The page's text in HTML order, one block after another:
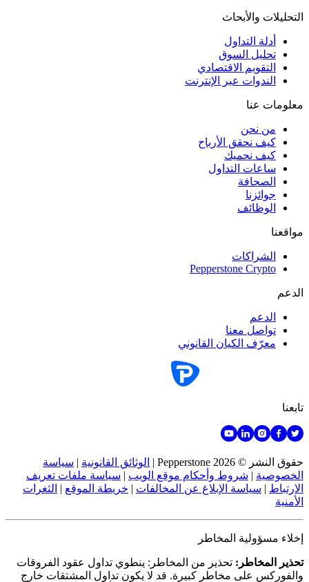
التحليلات والأبحاث
أدلة التداول
تحليل السوق
التقويم الاقتصادي
الندوات عبر الإنترنت
معلومات عنا
من نحن
كيف نحقق الأرباح
كيف نحميك
ساعات التداول
الصحافة
جوائزنا
الوظائف
مواقعنا
الشراكات
Pepperstone Crypto
الدعم
الدعم
تواصل معنا
معرّف الكيان القانوني
تابعنا
حقوق النشر © 2026 Pepperstone | الوثائق القانونية | سياسة
الخصوصية | شروط وأحكام موقع الويب | سياسة ملفات تعريف
الارتباط | سياسة الإبلاغ عن المخالفات | خريطة الموقع | الثغرات
الأمنية
إخلاء مسؤولية المخاطر
تحذير المخاطر: تحذير من المخاطر: ينطوي تداول عقود الفروقات
والفوركس على مخاطر كبيرة. قد لا يكون تداول المشتقات خارج